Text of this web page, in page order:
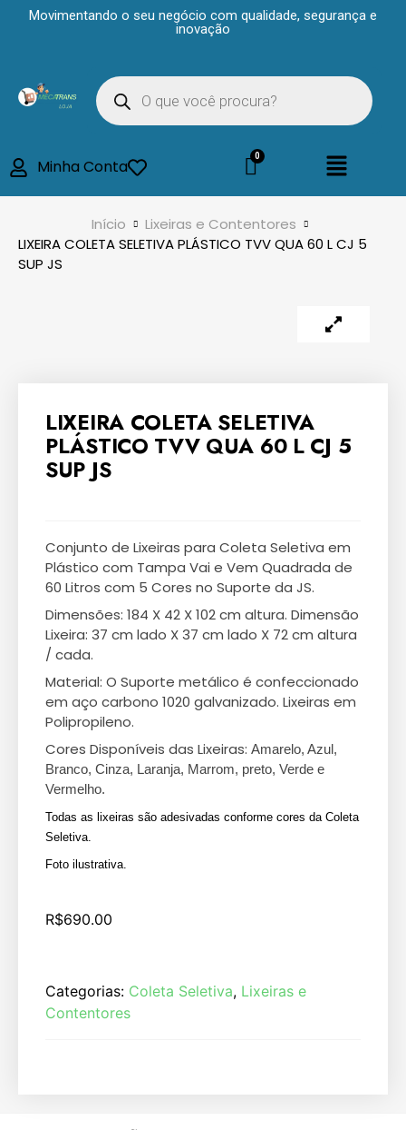
Movimentando o seu negócio com qualidade, segurança e
inovação
Minha Conta
Início
Lixeiras e Contentores
LIXEIRA COLETA SELETIVA PLÁSTICO TVV QUA 60 L CJ 5
SUP JS
LIXEIRA COLETA SELETIVA
PLÁSTICO TVV QUA 60 L CJ 5
SUP JS
Conjunto de Lixeiras para Coleta Seletiva em
Plástico com Tampa Vai e Vem Quadrada de
60 Litros com 5 Cores no Suporte da JS.
Dimensões: 184 X 42 X 102 cm altura. Dimensão
Lixeira: 37 cm lado X 37 cm lado X 72 cm altura
/ cada.
Material: O Suporte metálico é confeccionado
em aço carbono 1020 galvanizado. Lixeiras em
Polipropileno.
Cores Disponíveis das Lixeiras: Amarelo, Azul,
Branco, Cinza, Laranja, Marrom, preto, Verde e
Vermelho.
Todas as lixeiras são adesivadas conforme cores da Coleta
Seletiva.
Foto ilustrativa.
R$690.00
Categorias: Coleta Seletiva, Lixeiras e
Contentores